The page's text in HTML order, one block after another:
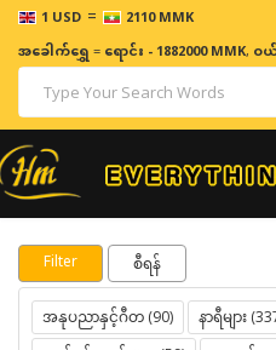
1 USD = 2110 MMK
ဈေးနှုန်းများသည် အချိန်နှင့် အမျှပြောင်းလဲနို
အခေါက်ရွှေ=ရောင်း - 1882000 MMK, ဝယ်
Filter စီရန်
အနုပညာနှင့်ဂီတ (90) နာရီများ